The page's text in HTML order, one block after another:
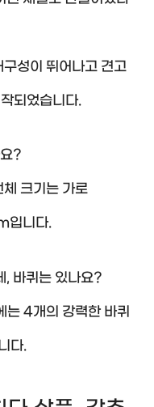
성이 뛰어나고 견고
되었습니다.
?
크기는 가로
입니다.
, 바퀴는 있나요?
는 4개의 강력한 바퀴
다.